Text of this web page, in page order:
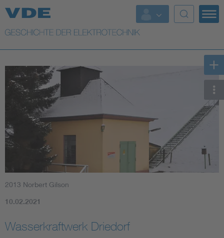
Top Themen
Weitere Themen
2013 Norbert Gilson
10.02.2021
Wasserkraftwerk Driedorf